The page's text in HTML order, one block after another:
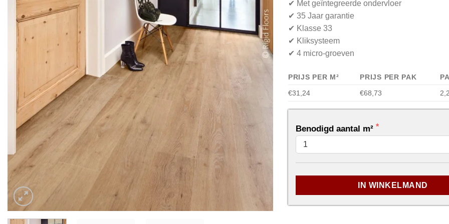
✔ Met geïntegreerde ondervloer
✔ 35 Jaar garantie
✔ Klasse 33
✔ Kliksysteem
✔ 4 micro-groeven
PRIJS PER M² PRIJS PER PAK
€31,24
€68,73
Benodigd aantal m²
IN WINKELMAND